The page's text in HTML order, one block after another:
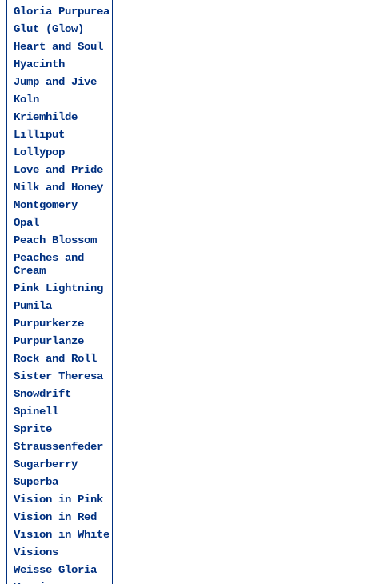
Gloria Purpurea
Glut (Glow)
Heart and Soul
Hyacinth
Jump and Jive
Koln
Kriemhilde
Lilliput
Lollypop
Love and Pride
Milk and Honey
Montgomery
Opal
Peach Blossom
Peaches and
Cream
Pink Lightning
Pumila
Purpurkerze
Purpurlanze
Rock and Roll
Sister Theresa
Snowdrift
Spinell
Sprite
Straussenfeder
Sugarberry
Superba
Vision in Pink
Vision in Red
Vision in White
Visions
Weisse Gloria